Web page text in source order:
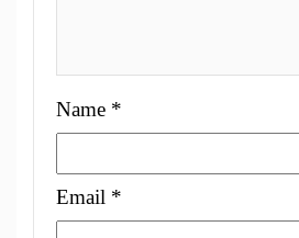
Name *
Email *